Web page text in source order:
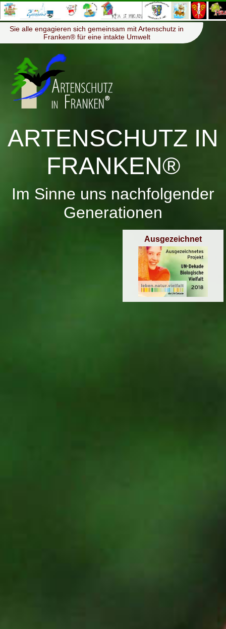
Menü ≡
Sie alle engagieren sich gemeinsam mit Artenschutz in
Franken® für eine intakte Umwelt
ARTENSCHUTZ IN
FRANKEN®
Im Sinne uns nachfolgender
Generationen
Ausgezeichnet